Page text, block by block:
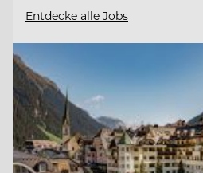
Entdecke alle Jobs